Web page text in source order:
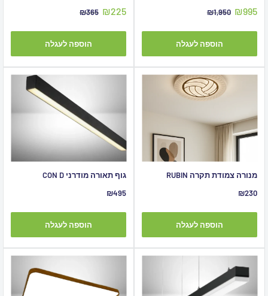
מחיר
₪995 מחיר
₪1,950
הוספה לעגלה
מחיר
₪225 מחיר
₪365
הוספה לעגלה
מנורה צמודת תקרה RUBIN
מחיר
₪230
הוספה לעגלה
גוף תאורה מודרני CON D
מחיר
₪495
הוספה לעגלה